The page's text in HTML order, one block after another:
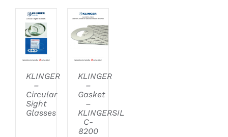
DETAILS
KLINGER
–
Circular
Sight
Glasses
DETAILS
KLINGER
–
Gasket
–
KLINGERSIL
C-
8200